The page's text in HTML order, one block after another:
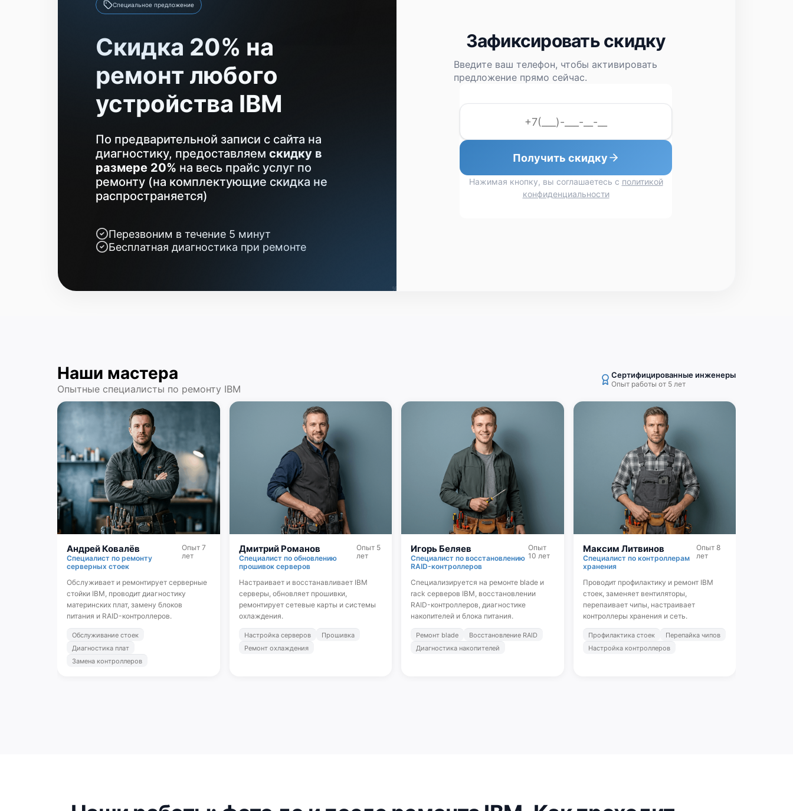
Специальное предложение
Скидка 20% на
ремонт любого
устройства IBM
По предварительной записи с сайта на
диагностику, предоставляем скидку в
размере 20% на весь прайс услуг по
ремонту (на комплектующие скидка не
распространяется)
Перезвоним в течение 5 минут
Бесплатная диагностика при ремонте
Зафиксировать скидку
Введите ваш телефон, чтобы активировать
предложение прямо сейчас.
Получить скидку
Нажимая кнопку, вы соглашаетесь с политикой
конфиденциальности
Наши мастера
Опытные специалисты по ремонту IBM
Сертифицированные инженеры
Опыт работы от 5 лет
Андрей Ковалёв
Специалист по ремонту
серверных стоек
Опыт 7
лет
Обслуживает и ремонтирует серверные
стойки IBM, проводит диагностику
материнских плат, замену блоков
питания и RAID-контроллеров.
Обслуживание стоек
Диагностика плат
Замена контроллеров
Дмитрий Романов
Специалист по обновлению
прошивок серверов
Опыт 5
лет
Настраивает и восстанавливает IBM
серверы, обновляет прошивки,
ремонтирует сетевые карты и системы
охлаждения.
Настройка серверов
Прошивка
Ремонт охлаждения
Игорь Беляев
Специалист по восстановлению
RAID-контроллеров
Опыт
10 лет
Специализируется на ремонте blade и
rack серверов IBM, восстановлении
RAID-контроллеров, диагностике
накопителей и блока питания.
Ремонт blade
Восстановление RAID
Диагностика накопителей
Максим Литвинов
Специалист по контроллерам
хранения
Опыт 8
лет
Проводит профилактику и ремонт IBM
стоек, заменяет вентиляторы,
перепаивает чипы, настраивает
контроллеры хранения и сеть.
Профилактика стоек
Перепайка чипов
Настройка контроллеров